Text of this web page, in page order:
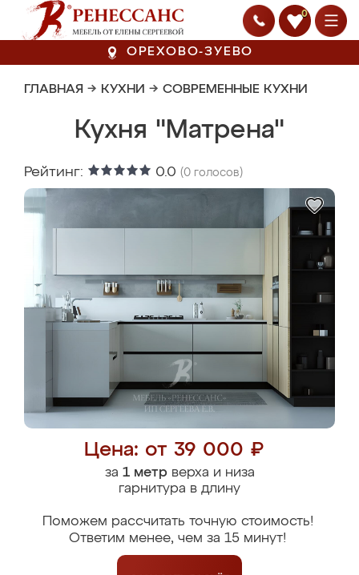
0
ОРЕХОВО-ЗУЕВО
ГЛАВНАЯ → КУХНИ → СОВРЕМЕННЫЕ КУХНИ
Кухня "Матрена"
Рейтинг: 0.0 (0 голосов)
Цена: от 39 000 ₽
за 1 метрверха и низа
гарнитура в длину
Поможем рассчитать точную стоимость!
Ответим менее, чем за 15 минут!